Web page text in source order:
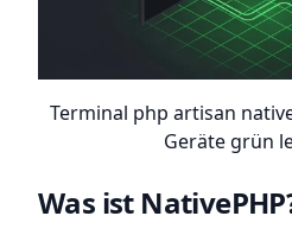
Terminal php artisan
Geräte grün
Was ist